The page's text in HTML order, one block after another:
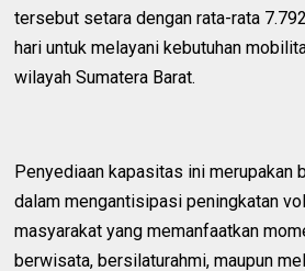
tersebut setara dengan rata-rata
hari untuk melayani kebutuhan
wilayah Sumatera Barat.
Penyediaan kapasitas ini merupakan
dalam mengantisipasi peningkatan
masyarakat yang memanfaatkan
berwisata, bersilaturahmi, maupun